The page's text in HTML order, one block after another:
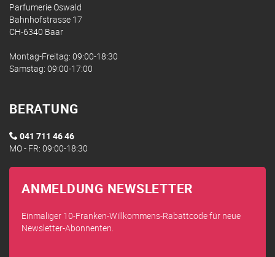
Parfumerie Oswald
Bahnhofstrasse 17
CH-6340 Baar
Montag-Freitag: 09:00-18:30
Samstag: 09:00-17:00
BERATUNG
041 711 46 46
MO - FR: 09:00-18:30
ANMELDUNG NEWSLETTER
Einmaliger 10-Franken-Willkommens-Rabattcode für neue
Newsletter-Abonnenten.